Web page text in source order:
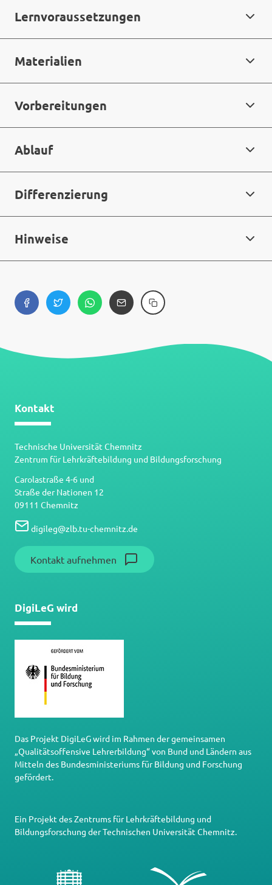
Lernvoraussetzungen
Materialien
Vorbereitungen
Ablauf
Differenzierung
Hinweise
Kontakt
Technische Universität Chemnitz
Zentrum für Lehrkräftebildung und Bildungsforschung
Carolastraße 4-6 und
Straße der Nationen 12
09111 Chemnitz
digileg@zlb.tu-chemnitz.de
Kontakt aufnehmen
DigiLeG wird
Das Projekt DigiLeG wird im Rahmen der gemeinsamen
„Qualitätsoffensive Lehrerbildung“ von Bund und Ländern aus
Mitteln des Bundesministeriums für Bildung und Forschung
gefördert.
Ein Projekt desZentrums für Lehrkräftebildung und
Bildungsforschung derTechnischen Universität Chemnitz.